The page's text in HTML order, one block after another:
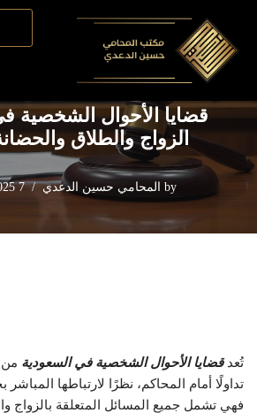
Skip
Home
- قضايا الأحوال شخصية
قضايا
السعودية الزواج والطلاق
قضايا الأحوال الشخصية
الزواج والطلاق
by المحامي حسين الدعدي 7 October، 2025
تُعدقضايا الأحوال الشخصية في السعودية من
تداولًا أمام المحاكم، نظرًا لارتباطها
فهي تشمل جميع المسائل المتعلقة بالزواج